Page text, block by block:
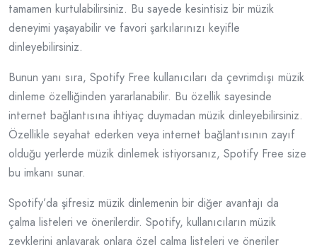
tamamen kurtulabilirsiniz. Bu sayede kesintisiz bir müzik
deneyimi yaşayabilir ve favori şarkılarınızı keyifle
dinleyebilirsiniz.
Bunun yanı sıra, Spotify Free kullanıcıları da çevrimdışı müzik
dinleme özelliğinden yararlanabilir. Bu özellik sayesinde
internet bağlantısına ihtiyaç duymadan müzik dinleyebilirsiniz.
Özellikle seyahat ederken veya internet bağlantısının zayıf
olduğu yerlerde müzik dinlemek istiyorsanız, Spotify Free size
bu imkanı sunar.
Spotify’da şifresiz müzik dinlemenin bir diğer avantajı da
çalma listeleri ve önerilerdir. Spotify, kullanıcıların müzik
zevklerini anlayarak onlara özel çalma listeleri ve öneriler